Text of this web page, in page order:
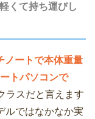
くて持ち運びし
ノートで本体重量
トパソコンで
ラスだと言えます
ルではなかなか実